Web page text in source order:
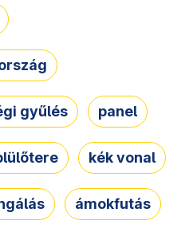
gyűlés panel
kék vonal
ámokfutás